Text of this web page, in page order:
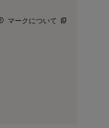
マークについて